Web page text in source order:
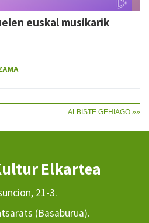
euskal musikarik
ALBISTE GEHIAGO »»
Elkartea
21-3.
(Basaburua).